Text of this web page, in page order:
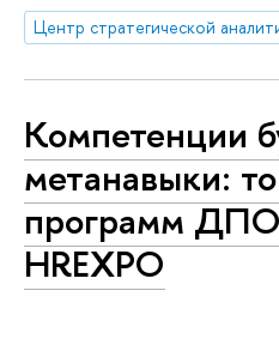
Компетенции
метанавыки:
программ
HREXPO